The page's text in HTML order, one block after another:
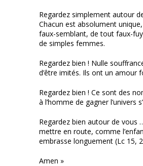
Regardez simplement autour
Chacun est absolument
faux-semblant, de tout faux-
de simples femmes.
Regardez bien ! Nulle
d’être imités. Ils ont un amour
Regardez bien ! Ce sont des
à l’homme de gagner l’univers
Regardez bien autour de vous
mettre en route, comme
embrasse longuement (Lc 15,
Amen »